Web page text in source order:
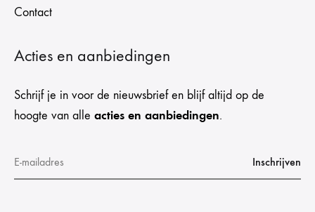
Contact
Acties en aanbiedingen
Schrijf je in voor de nieuwsbrief en blijf altijd op de
hoogte van alle acties en aanbiedingen.